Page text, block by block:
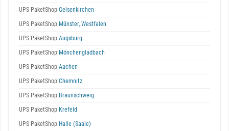
UPS PaketShop Gelsenkirchen
UPS PaketShop Münster, Westfalen
UPS PaketShop Augsburg
UPS PaketShop Mönchengladbach
UPS PaketShop Aachen
UPS PaketShop Chemnitz
UPS PaketShop Braunschweig
UPS PaketShop Krefeld
UPS PaketShop Halle (Saale)